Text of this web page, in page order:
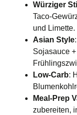
Würziger Stil
Taco-
und Limette.
Asian Style
Sojasauce
Low-Carb:
Meal-Prep
zubereiten,